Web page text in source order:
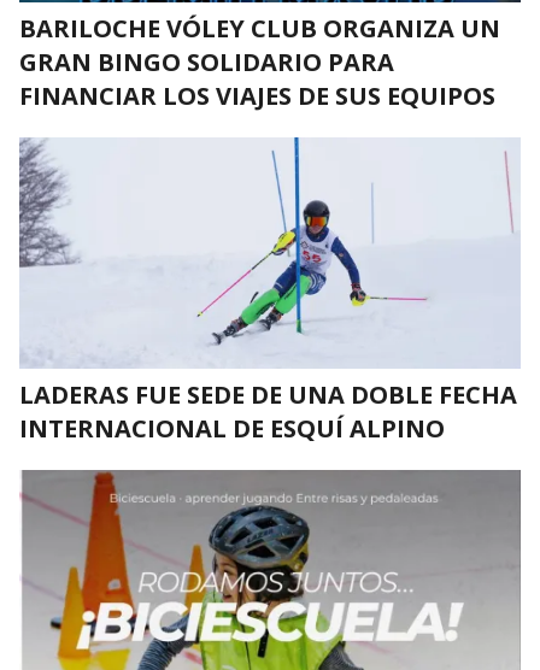
BARILOCHE VÓLEY CLUB ORGANIZA UN
GRAN BINGO SOLIDARIO PARA
FINANCIAR LOS VIAJES DE SUS EQUIPOS
LADERAS FUE SEDE DE UNA DOBLE FECHA
INTERNACIONAL DE ESQUÍ ALPINO